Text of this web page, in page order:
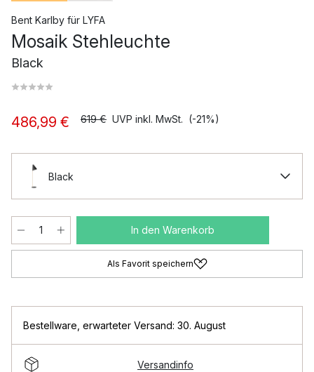
Bent Karlby für LYFA
Mosaik Stehleuchte
Black
486,99 € 619 € UVP inkl. MwSt. (-21%)
Black
In den Warenkorb
Als Favorit speichern
Bestellware erwarteter Versand: 30. August
Versandinfo